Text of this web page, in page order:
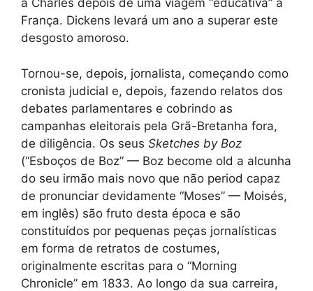
a Charles depois de uma viagem “educativa” a
França. Dickens levará um ano a superar este
desgosto amoroso.
Tornou-se, depois, jornalista, começando como
cronista judicial e, depois, fazendo relatos dos
debates parlamentares e cobrindo as
campanhas eleitorais pela Grã-Bretanha fora,
de diligência. Os seus Sketches by Boz
(“Esboços de Boz” — Boz become old a alcunha
do seu irmão mais novo que não period capaz
de pronunciar devidamente “Moses” — Moisés,
em inglês) são fruto desta época e são
constituídos por pequenas peças jornalísticas
em forma de retratos de costumes,
originalmente escritas para o “Morning
Chronicle” em 1833. Ao longo da sua carreira,